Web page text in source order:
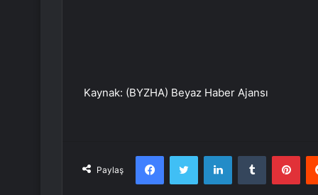
Kaynak: (BYZHA) Beyaz Haber Ajansı
Paylaş
FacebookTwitter LinkedInTumblr